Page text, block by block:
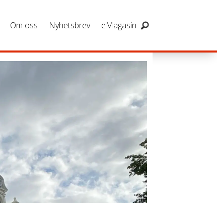
Om oss Nyhetsbrev eMagasin